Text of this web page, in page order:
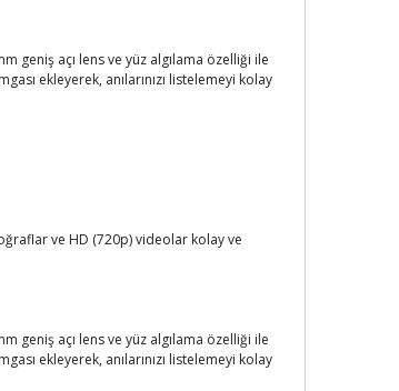
geniş açı lens ve yüz algılama özelliği ile
ekleyerek, anılarınızı listelemeyi kolay
ve HD (720p) videolar kolay ve
geniş açı lens ve yüz algılama özelliği ile
ekleyerek, anılarınızı listelemeyi kolay